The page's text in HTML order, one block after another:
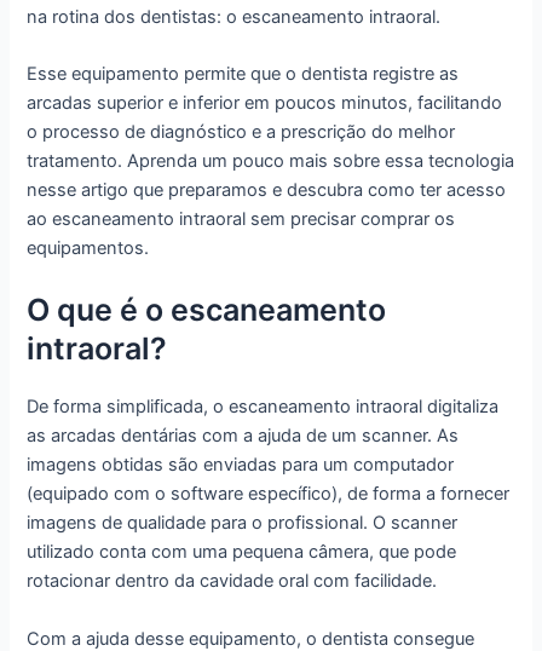
na rotina dos dentistas: o escaneamento intraoral.
Esse equipamento permite que o dentista registre as
arcadas superior e inferior em poucos minutos, facilitando
o processo de diagnóstico e a prescrição do melhor
tratamento. Aprenda um pouco mais sobre essa tecnologia
nesse artigo que preparamos e descubra como ter acesso
ao escaneamento intraoral sem precisar comprar os
equipamentos.
O que é o escaneamento
intraoral?
De forma simplificada, o escaneamento intraoral digitaliza
as arcadas dentárias com a ajuda de um scanner. As
imagens obtidas são enviadas para um computador
(equipado com o software específico), de forma a fornecer
imagens de qualidade para o profissional. O scanner
utilizado conta com uma pequena câmera, que pode
rotacionar dentro da cavidade oral com facilidade.
Com a ajuda desse equipamento, o dentista consegue